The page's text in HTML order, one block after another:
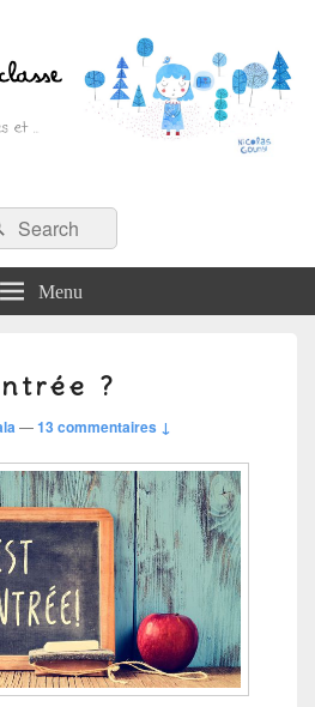
:
Rechercher
Menu
?
—13 commentaires ↓